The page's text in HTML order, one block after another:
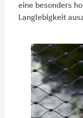
eine besonders
Langlebigkeit